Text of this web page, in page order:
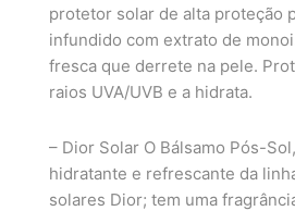
protetor solar de alta proteção
infundido com extrato de
fresca que derrete na pele.
raios UVA/UVB e a hidrata.
– Dior Solar O Bálsamo Pós-
hidratante e refrescante da
solares Dior; tem uma